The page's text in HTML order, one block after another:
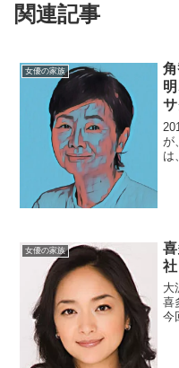
関連記事
女優の家族
が
は
女優の家族
大
喜
今